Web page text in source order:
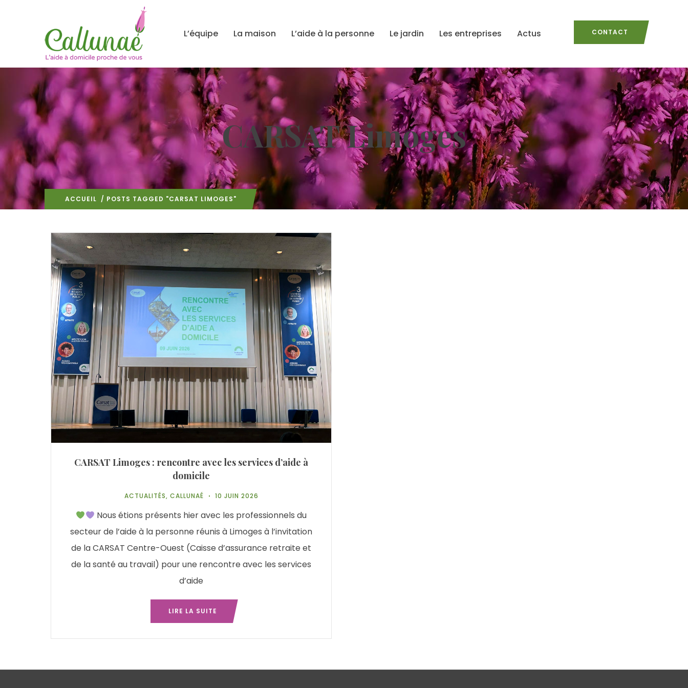
L’équipe La maison L’aide à la personne Le jardin Les entreprises Actus CONTACT
CARSAT Limoges
ACCUEIL / POSTS TAGGED "CARSAT LIMOGES"
CARSAT Limoges : rencontre avec les services d’aide à
domicile
ACTUALITÉS, CALLUNAÉ 10 JUIN 2026
Nous étions présents hier avec les professionnels du
secteur de l’aide à la personne réunis à Limoges à l’invitation
de la CARSAT Centre-Ouest (Caisse d’assurance retraite et
de la santé au travail) pour une rencontre avec les services
d’aide
LIRE LA SUITE